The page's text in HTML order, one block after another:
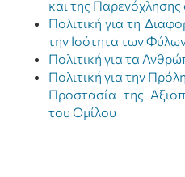
και της Παρενόχλησης
Πολιτική για τη
την Ισότητα των
Πολιτική για τα
Πολιτική για την
Προστασία της
του Ομίλου